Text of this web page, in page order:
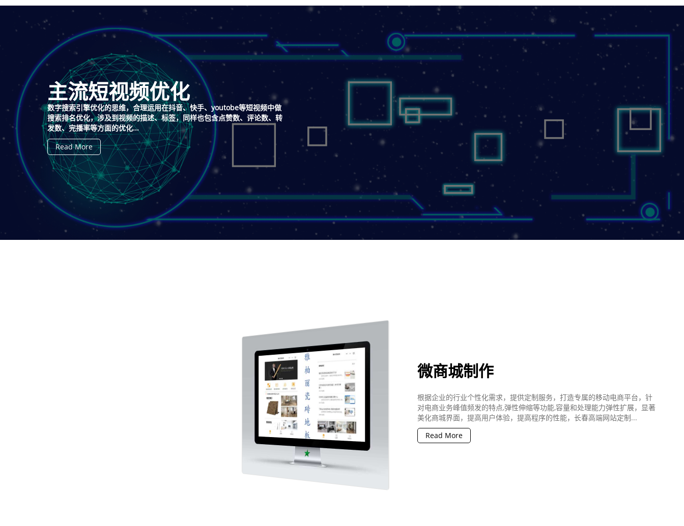
主流短视频优化
数字搜索引擎优化的思维，合理运用在抖音、快手、youtobe等短视频中做
搜索排名优化，涉及到视频的描述、标签，同样也包含点赞数、评论数、转
发数、完播率等方面的优化...
Read More
微商城制作
根据企业的行业个性化需求，提供定制服务，打造专属的移动电商平台，针
对电商业务峰值频发的特点,弹性伸缩等功能,容量和处理能力弹性扩展，显著
美化商城界面，提高用户体验，提高程序的性能，长春高端网站定制...
Read More